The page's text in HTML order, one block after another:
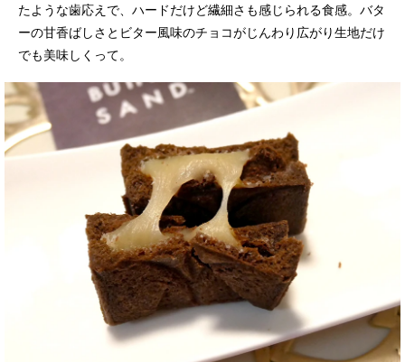
たような歯応えで、ハードだけど繊細さも感じられる食感。バタ
ーの甘香ばしさとビター風味のチョコがじんわり広がり生地だけ
でも美味しくって。